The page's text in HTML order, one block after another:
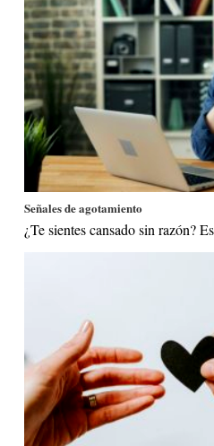
Señales de agotamiento
¿Te sientes cansado sin razón?